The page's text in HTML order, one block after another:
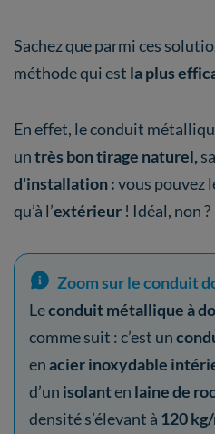
Sachez que parmi ces
méthode qui est la plus
En effet, le conduit
untrès bontirage naturel,
d'installation :vous pouvez
qu’à l’extérieur ! Idéal, non ?
Zoom sur le conduit
Leconduit métallique à
comme suit : c’est un
enacier inoxydable
d’un isolanten laine de
densité s’élevant à 120